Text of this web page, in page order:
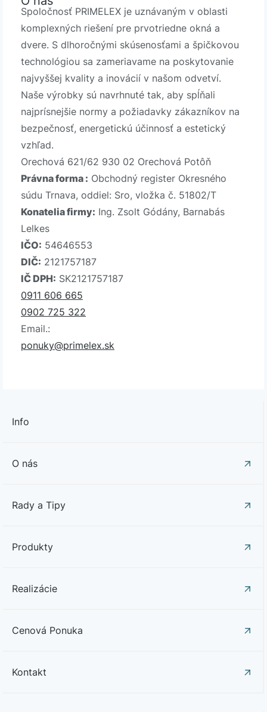
Spoločnosť PRIMELEX je uznávaným v oblasti
komplexných riešení pre prvotriedne okná a
dvere. S dlhoročnými skúsenosťami a špičkovou
technológiou sa zameriavame na poskytovanie
najvyššej kvality a inovácií v našom odvetví.
Naše výrobky sú navrhnuté tak, aby spĺňali
najprísnejšie normy a požiadavky zákazníkov na
bezpečnosť, energetickú účinnosť a estetický
vzhľad.
Orechová 621/62 930 02 Orechová Potôň
Právna forma : Obchodný register Okresného
súdu Trnava, oddiel: Sro, vložka č. 51802/T
Konatelia firmy: Ing. Zsolt Gódány, Barnabás
Lelkes
IČO: 54646553
DIČ: 2121757187
IČ DPH: SK2121757187
0911 606 665
0902 725 322
Email.:
ponuky@primelex.sk
Info
O nás
Rady a Tipy
Produkty
Realizácie
Cenová Ponuka
Kontakt